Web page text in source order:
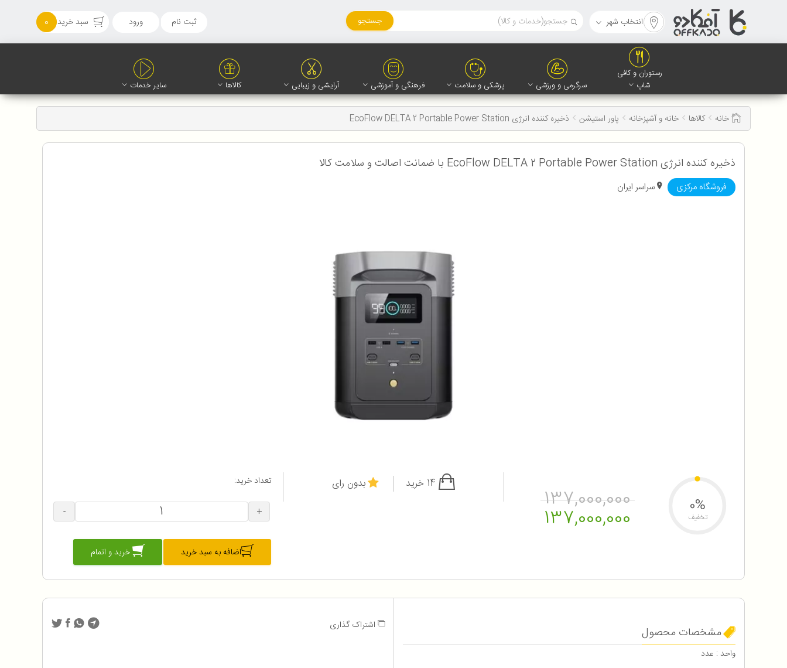
انتخاب شهر جستجو ثبت نام ورود سبد خرید 0
رستوران و کافی
شاپ
سرگرمی و ورزشی پزشکی و سلامت فرهنگی و آموزشی آرایشی و زیبایی کالاها سایر خدمات
خانه کالاها خانه و آشپزخانه پاور استیشن ذخیره کننده انرژی EcoFlow DELTA 2 Portable Power Station
ذخیره کننده انرژی EcoFlow DELTA 2 Portable Power Station با ضمانت اصالت و سلامت کالا
فروشگاه مرکزی سراسر ایران
137,000,000
137,000,000 0%
تخفیف
بدون رای تعداد خرید:
+
-
اضافه به سبد خرید خرید و اتمام
مشخصات محصول
واحد : عدد
اشتراک گذاری